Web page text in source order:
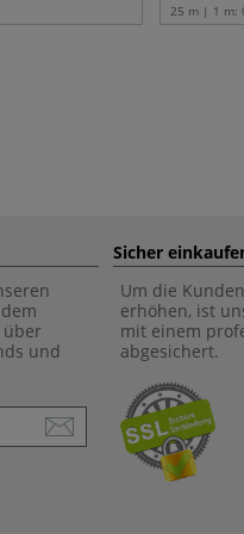
25 m | 1 m:
über
und
Sicher
Um die
erhöhen, ist
mit einem
abgesichert.